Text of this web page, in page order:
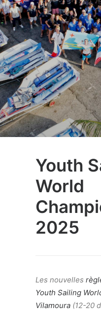
Youth
World
2025
Les nouvelles
Youth Sailing
Vilamoura (12-20